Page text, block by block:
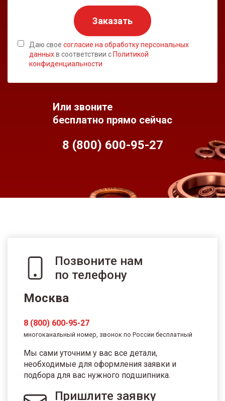
Заказать
Даю свое согласие на обработку персональных
данныхв соответствии с Политикой
конфиденциальности
Или звоните
бесплатно прямо сейчас
8 (800) 600-95-27
Позвоните нам
по телефону
Москва
8 (800) 600-95-27
многоканальный номер, звонок по России бесплатный
Мы сами уточним у вас все детали,
необходимые для оформления заявки и
подбора для вас нужного подшипника.
Пришлите заявку